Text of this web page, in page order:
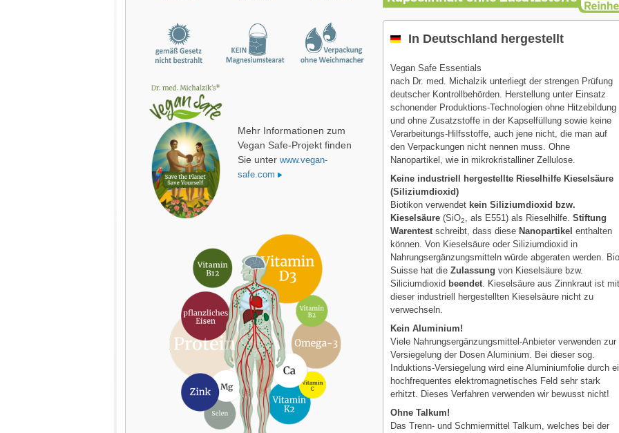
Mehr Informationen zum
Vegan Safe-Projekt finden
Sie unter www.vegan-
safe.com
In Deutschland hergestellt
Vegan Safe Essentials
nach Dr. med. Michalzik unterliegt der strengen Prüfung
deutscher Kontrollbehörden. Herstellung unter Einsatz
schonender Produktions-Technologien ohne Hitzebildung
und ohne Zusatzstoffe in der Kapselfüllung sowie keine
Verarbeitungs-Hilfsstoffe, auch jene nicht, die man auf
den Verpackungen nicht nennen muss. Ohne
Nanopartikel, wie in mikrokristalliner Zellulose.
Keine industriell hergestellte Rieselhilfe Kieselsäure
(Siliziumdioxid)
Biotikon verwendet kein Siliziumdioxid bzw.
Kieselsäure (SiO2, als E551) als Rieselhilfe.Stiftung
Warentestschreibt, dass diese Nanopartikel enthalten
können. Von Kieselsäure oder Siliziumdioxid in
Nahrungsergänzungsmitteln würde abgeraten werden.
Suisse hat dieZulassung von Kieselsäure bzw.
Siliciumdioxid beendet. Kieselsäure aus Zinnkraut ist
dieser industriell hergestellten Kieselsäure nicht zu
verwechseln.
Kein Aluminium!
Viele Nahrungsergänzungsmittel-Anbieter verwenden zur
Versiegelung der Dosen Aluminium. Bei dieser sog.
Induktions-Versiegelung wird eine Aluminiumfolie durch
hochfrequentes elektromagnetisches Feld sehr stark
erhitzt. Dieses Verfahren verwenden wir bewusst nicht!
Ohne Talkum!
Das Trenn- und Schmiermittel Talkum, welches bei der